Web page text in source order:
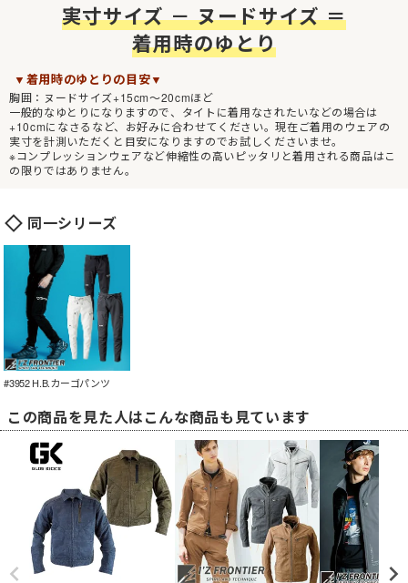
実寸サイズ － ヌードサイズ ＝
着用時のゆとり
▼着用時のゆとりの目安▼
胸囲：ヌードサイズ+15cm～20cmほど
一般的なゆとりになりますので、タイトに着用なされたいなどの場合は
+10cmになさるなど、お好みに合わせてください。現在ご着用のウェアの
実寸を計測いただくと目安になりますのでお試しくださいませ。
※コンプレッションウェアなど伸縮性の高いピッタリと着用される商品はこ
の限りではありません。
同一シリーズ
#3952 H.B.カーゴパンツ
この商品を見た人はこんな商品も見ています